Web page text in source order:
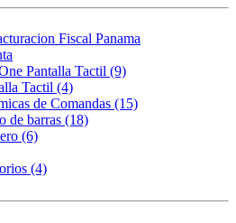
Fiscal Panama
Pantalla Tactil (9)
Tactil (4)
de Comandas (15)
de barras (18)
(6)
(4)